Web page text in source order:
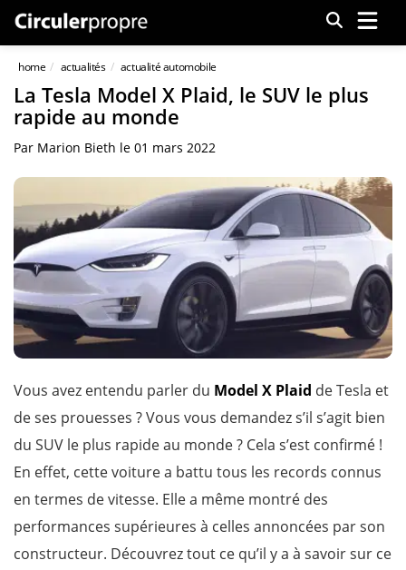
Menu
home actualités actualité automobile
La Tesla Model X Plaid, le SUV le plus
rapide au monde
Par Marion Bieth le 01 mars 2022
Vous avez entendu parler du Model X Plaid de Tesla et
de ses prouesses ? Vous vous demandez s’il s’agit bien
du SUV le plus rapide au monde ? Cela s’est confirmé !
En effet, cette voiture a battu tous les records connus
en termes de vitesse. Elle a même montré des
performances supérieures à celles annoncées par son
constructeur. Découvrez tout ce qu’il y a à savoir sur ce